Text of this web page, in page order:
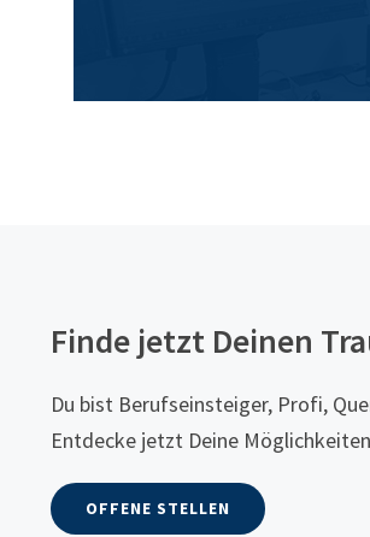
Finde jetzt Deinen
Du bist Berufseinsteiger, Profi,
Entdecke jetzt Deine
OFFENE STELLEN